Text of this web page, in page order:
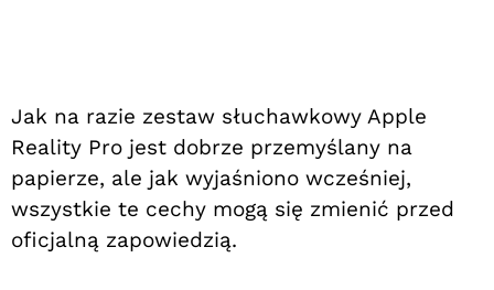
Jak na razie zestaw słuchawkowy Apple
Reality Pro jest dobrze przemyślany na
papierze, ale jak wyjaśniono wcześniej,
wszystkie te cechy mogą się zmienić przed
oficjalną zapowiedzią.